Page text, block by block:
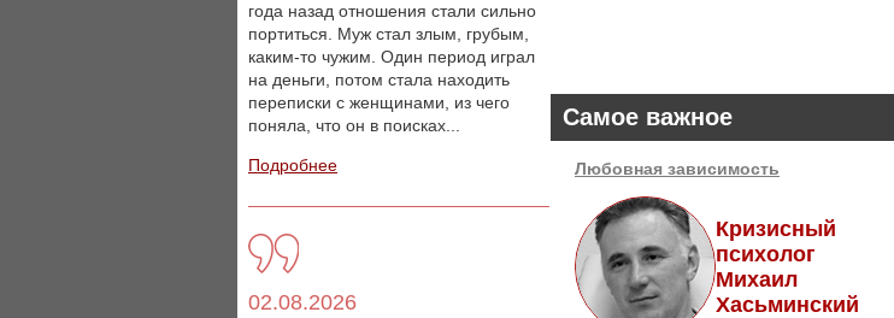
Самое важное
Любовная зависимость
Кризисный
психолог
Михаил
Хасьминский
года назад отношения стали сильно
портиться. Муж стал злым, грубым,
каким-то чужим. Один период играл
на деньги, потом стала находить
переписки с женщинами, из чего
поняла, что он в поисках...
Подробнее
02.08.2026